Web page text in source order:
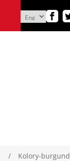
/ Kolory-burgund